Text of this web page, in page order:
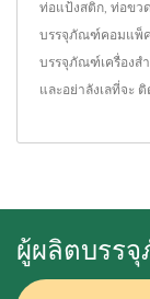
ท่อแป้งสติก ท่อขวด
บรรจุภัณฑ์คอมแพ็ค
บรรจุภัณฑ์เครื่องส
และอย่าลังเลที่จะ ติ
ผู้ผลิตบรร